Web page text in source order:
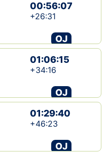
00:56:07
+26:31
OJ
01:06:15
+34:16
OJ
01:29:40
+46:23
OJ